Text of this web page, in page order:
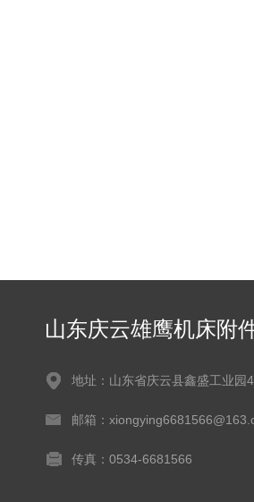
山东庆云雄鹰机床附
地址：山东省庆云县鑫盛工业园
邮箱：
传真：0534-6681566